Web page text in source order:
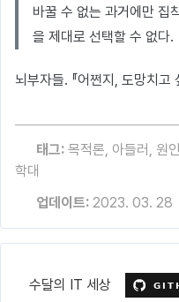
바꿀 수 없는 과거에만 집
을 제대로 선택할 수 없다.
뇌부자들. 『어쩐지, 도망치
태그: 목적론, 아들러 , 원
학대
업데이트: 2023. 03. 28
수달의 IT 세상